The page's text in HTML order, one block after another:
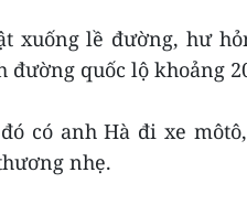
xuống lề đường, hư
đường quốc lộ khoảng
có anh Hà đi xe
nhẹ.